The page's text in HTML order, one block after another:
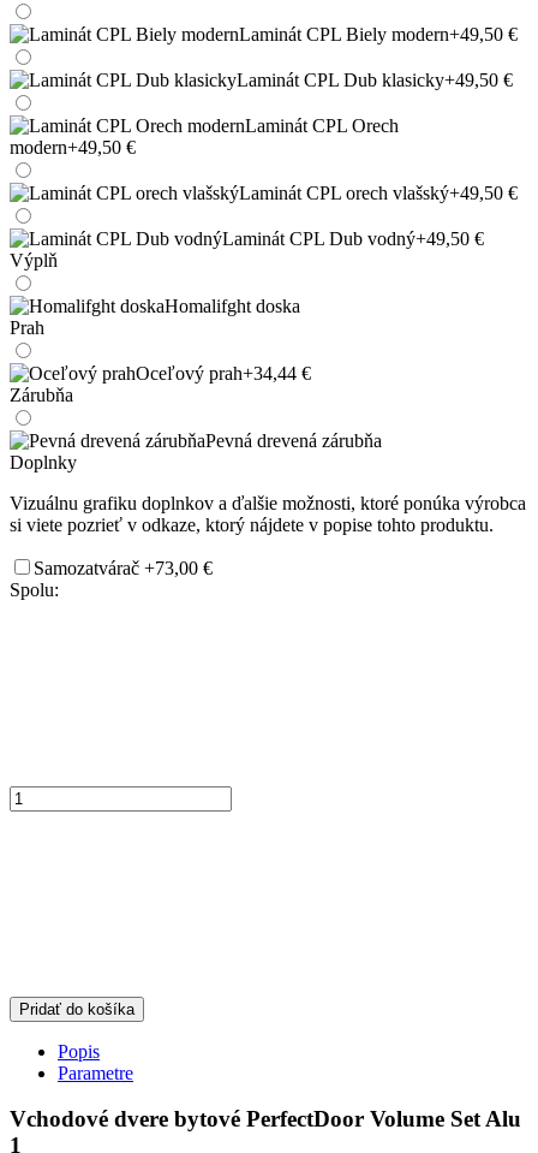
Laminát CPL Biely modern+49,50 €
Laminát CPL Dub klasicky+49,50 €
Laminát CPL Orech
modern+49,50 €
Laminát CPL orech vlašský+49,50 €
Laminát CPL Dub vodný+49,50 €
Výplň
Homalifght doska
Prah
Oceľový prah+34,44 €
Zárubňa
Pevná drevená zárubňa
Doplnky
Vizuálnu grafiku doplnkov a ďalšie možnosti, ktoré ponúka výrobca
si viete pozrieť v odkaze, ktorý nájdete v popise tohto produktu.
Samozatvárač +73,00 €
Spolu:
Pridať do košíka
Popis
Parametre
Vchodové dvere bytové PerfectDoor Volume Set Alu
1